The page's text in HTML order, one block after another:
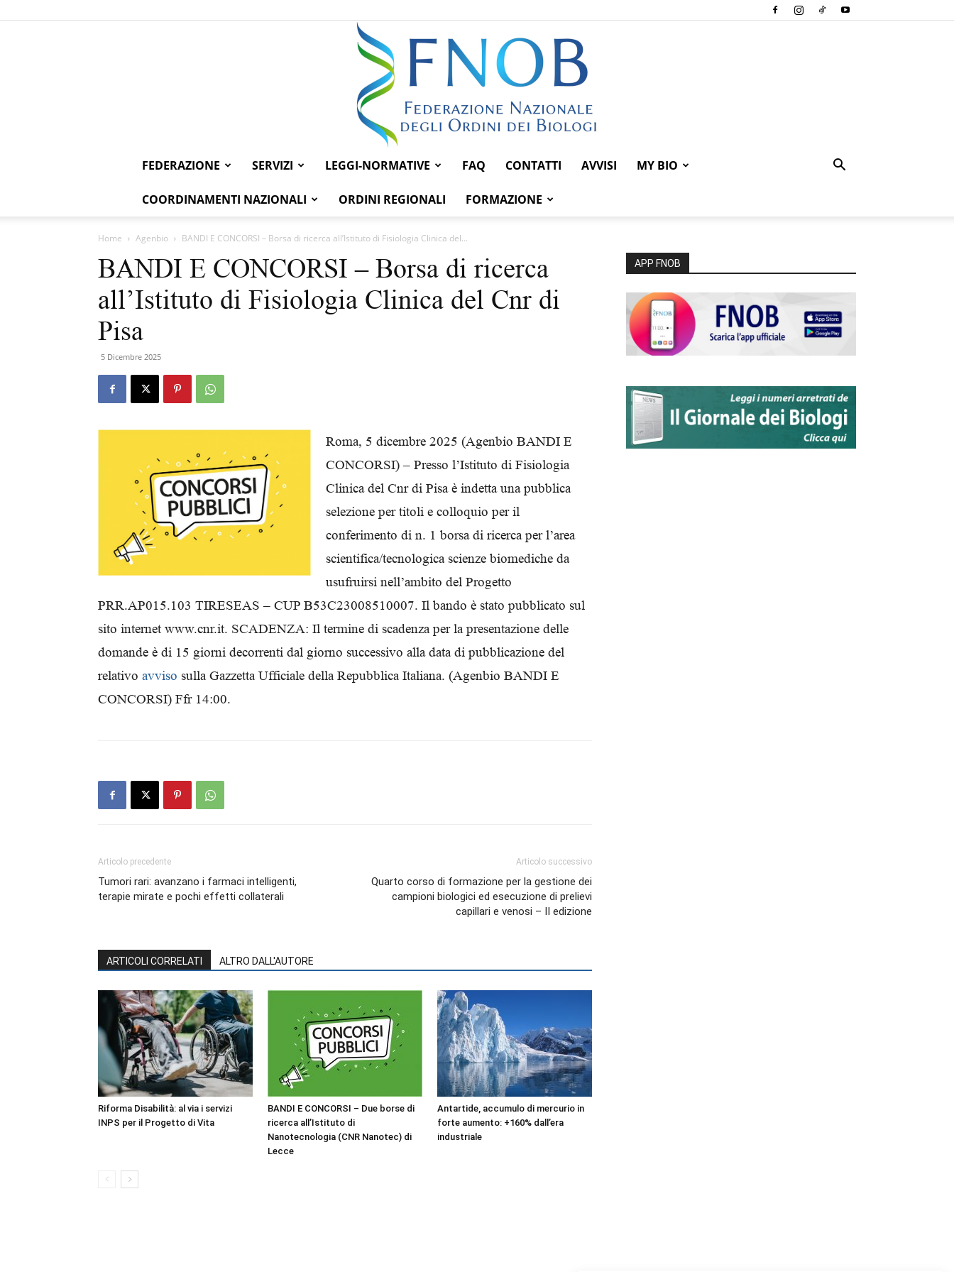
Federazione
Ordini
dei
Biologi
FEDERAZIONE SERVIZI LEGGI-NORMATIVE FAQ CONTATTI AVVISI MY BIO
COORDINAMENTI NAZIONALI ORDINI REGIONALI FORMAZIONE
Home Agenbio BANDI E CONCORSI – Borsa di ricerca all’Istituto di Fisiologia Clinica del...
BANDI E CONCORSI – Borsa di ricerca
all’Istituto di Fisiologia Clinica del Cnr di
Pisa
5 Dicembre 2025
Roma, 5 dicembre 2025 (Agenbio BANDI E
CONCORSI) – Presso l’Istituto di Fisiologia
Clinica del Cnr di Pisa è indetta una pubblica
selezione per titoli e colloquio per il
conferimento di n. 1 borsa di ricerca per l’area
scientifica/tecnologica scienze biomediche da
usufruirsi nell’ambito del Progetto
PRR.AP015.103 TIRESEAS – CUP B53C23008510007. Il bando è stato pubblicato sul
sito internet www.cnr.it. SCADENZA: Il termine di scadenza per la presentazione delle
domande è di 15 giorni decorrenti dal giorno successivo alla data di pubblicazione del
relativo avviso sulla Gazzetta Ufficiale della Repubblica Italiana. (Agenbio BANDI E
CONCORSI) Ffr 14:00.
Articolo precedente
Tumori rari: avanzano i farmaci intelligenti,
terapie mirate e pochi effetti collaterali
Articolo successivo
Quarto corso di formazione per la gestione dei
campioni biologici ed esecuzione di prelievi
capillari e venosi – II edizione
ARTICOLI CORRELATI ALTRO DALL'AUTORE
Riforma Disabilità: al via i servizi
INPS per il Progetto di Vita
BANDI E CONCORSI – Due borse di
ricerca all’Istituto di
Nanotecnologia (CNR Nanotec) di
Lecce
Antartide, accumulo di mercurio in
forte aumento: +160% dall’era
industriale
APP FNOB